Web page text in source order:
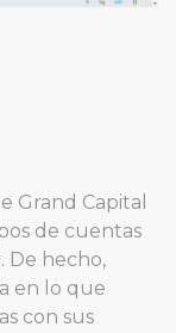
Grand Capital
de cuentas
De hecho,
en lo que
con sus